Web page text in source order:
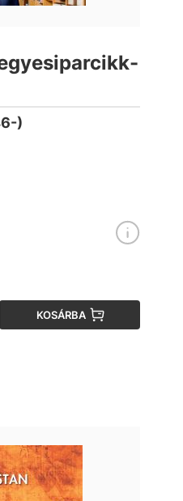
)
KOSÁRBA